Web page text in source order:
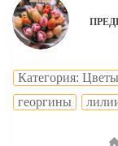
Категория: Цветы
георгины